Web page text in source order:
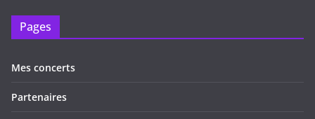
Pages
Mes concerts
Partenaires